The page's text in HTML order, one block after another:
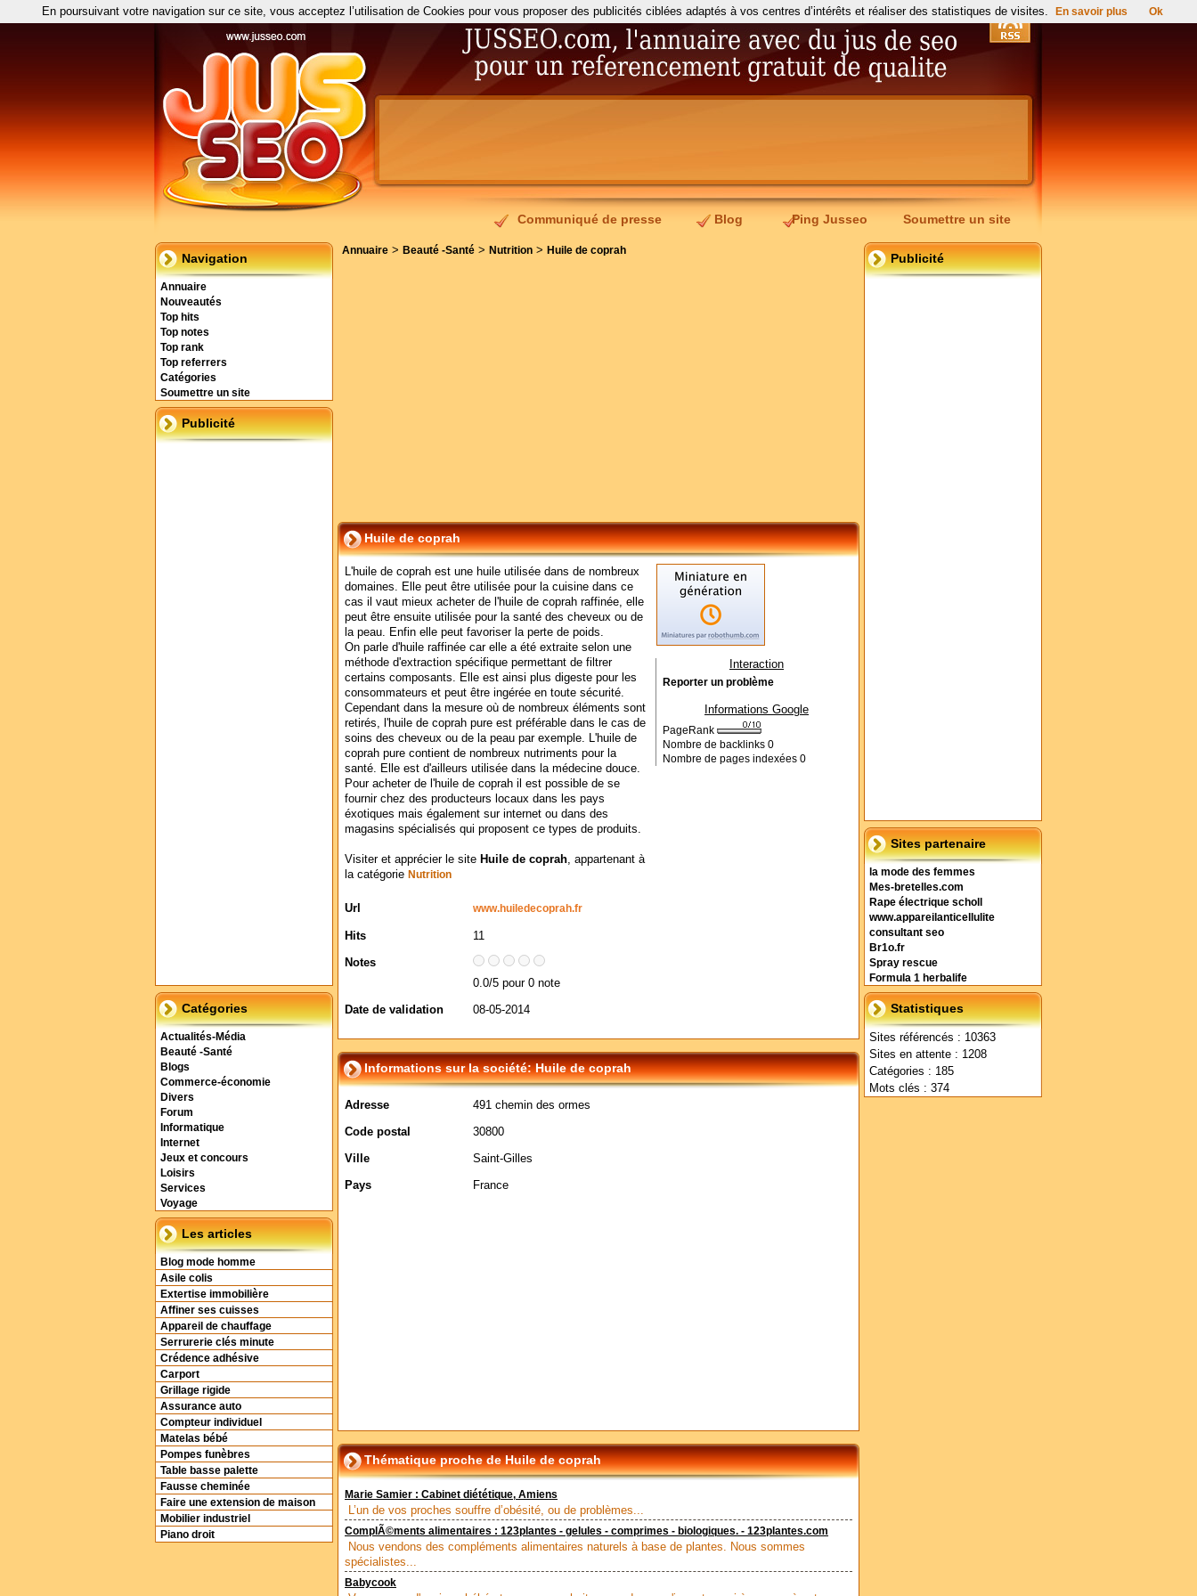
Communiqué de presse Blog Ping Jusseo Soumettre un site
Navigation
Annuaire
Nouveautés
Top hits
Top notes
Top rank
Top referrers
Catégories
Soumettre un site
Publicité
Catégories
Actualités-Média
Beauté -Santé
Blogs
Commerce-économie
Divers
Forum
Informatique
Internet
Jeux et concours
Loisirs
Services
Voyage
Les articles
Blog mode homme
Asile colis
Extertise immobilière
Affiner ses cuisses
Appareil de chauffage
Serrurerie clés minute
Crédence adhésive
Carport
Grillage rigide
Assurance auto
Compteur individuel
Matelas bébé
Pompes funèbres
Table basse palette
Fausse cheminée
Faire une extension de maison
Mobilier industriel
Piano droit
Publicité
Sites partenaire
la mode des femmes
Mes-bretelles.com
Rape électrique scholl
www.appareilanticellulite
consultant seo
Br1o.fr
Spray rescue
Formula 1 herbalife
Statistiques
Sites référencés : 10363
Sites en attente : 1208
Catégories : 185
Mots clés : 374
Annuaire > Beauté -Santé > Nutrition > Huile de coprah
Huile de coprah
L'huile de coprah est une huile utilisée dans de nombreux
domaines. Elle peut être utilisée pour la cuisine dans ce
cas il vaut mieux acheter de l'huile de coprah raffinée, elle
peut être ensuite utilisée pour la santé des cheveux ou de
la peau. Enfin elle peut favoriser la perte de poids.
On parle d'huile raffinée car elle a été extraite selon une
méthode d'extraction spécifique permettant de filtrer
certains composants. Elle est ainsi plus digeste pour les
consommateurs et peut être ingérée en toute sécurité.
Cependant dans la mesure où de nombreux éléments sont
retirés, l'huile de coprah pure est préférable dans le cas de
soins des cheveux ou de la peau par exemple. L'huile de
coprah pure contient de nombreux nutriments pour la
santé. Elle est d'ailleurs utilisée dans la médecine douce.
Pour acheter de l'huile de coprah il est possible de se
fournir chez des producteurs locaux dans les pays
éxotiques mais également sur internet ou dans des
magasins spécialisés qui proposent ce types de produits.
Visiter et apprécier le site Huile de coprah, appartenant à
la catégorie Nutrition
Url www.huiledecoprah.fr
Hits
11
Notes
0.0/5 pour 0 note
Date de validation
08-05-2014
Interaction
Reporter un problème
Informations Google
PageRank
Nombre de backlinks 0
Nombre de pages indexées 0
Informations sur la société: Huile de coprah
Adresse
491 chemin des ormes
Code postal
30800
Ville
Saint-Gilles
Pays
France
Thématique proche de Huile de coprah
Marie Samier : Cabinet diététique, Amiens
L’un de vos proches souffre d’obésité, ou de problèmes...
ComplÃ©ments alimentaires : 123plantes - gelules - comprimes - biologiques. - 123plantes.com
Nous vendons des compléments alimentaires naturels à base de plantes. Nous sommes
spécialistes...
Babycook
En poursuivant votre navigation sur ce site, vous acceptez l’utilisation de Cookies pour vous proposer des publicités ciblées adaptés à vos centres d’intérêts et réaliser des statistiques de visites. En savoir plus Ok